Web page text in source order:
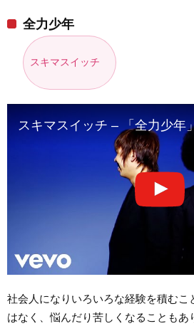
全力少年
スキマスイッチ
スキマスイッチ – 「全力少年
社会人になりいろいろな経験を積むこ
はなく、悩んだり苦しくなることもあ